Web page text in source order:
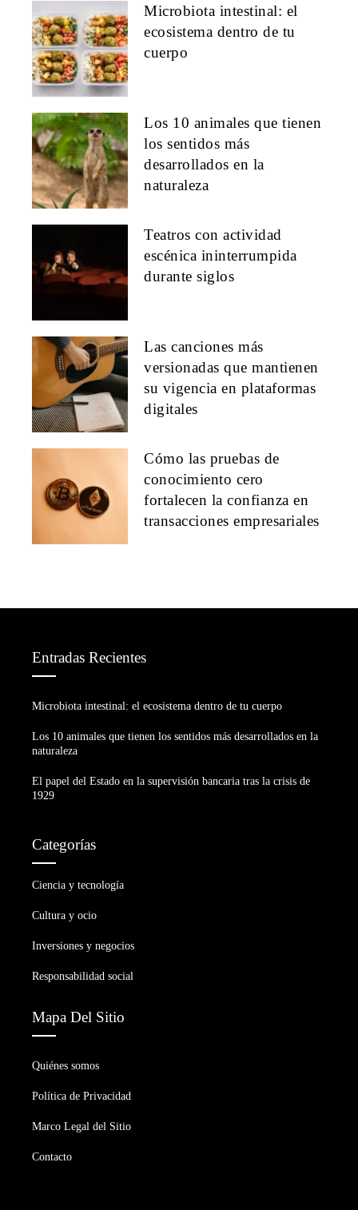
Microbiota intestinal: el
ecosistema dentro de tu
cuerpo
Los 10 animales que tienen
los sentidos más
desarrollados en la
naturaleza
Teatros con actividad
escénica ininterrumpida
durante siglos
Las canciones más
versionadas que mantienen
su vigencia en plataformas
digitales
Cómo las pruebas de
conocimiento cero
fortalecen la confianza en
transacciones empresariales
Entradas Recientes
Microbiota intestinal: el ecosistema dentro de tu cuerpo
Los 10 animales que tienen los sentidos más desarrollados en la
naturaleza
El papel del Estado en la supervisión bancaria tras la crisis de
1929
Categorías
Ciencia y tecnología
Cultura y ocio
Inversiones y negocios
Responsabilidad social
Mapa Del Sitio
Quiénes somos
Política de Privacidad
Marco Legal del Sitio
Contacto